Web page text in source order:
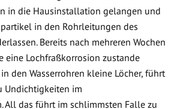
in die Hausinstallation gelangen und
in den Rohrleitungen des
Bereits nach mehreren Wochen
eine Lochfraßkorrosion zustande
den Wasserrohren kleine Löcher, führt
Undichtigkeiten im
All das führt im schlimmsten Falle zu